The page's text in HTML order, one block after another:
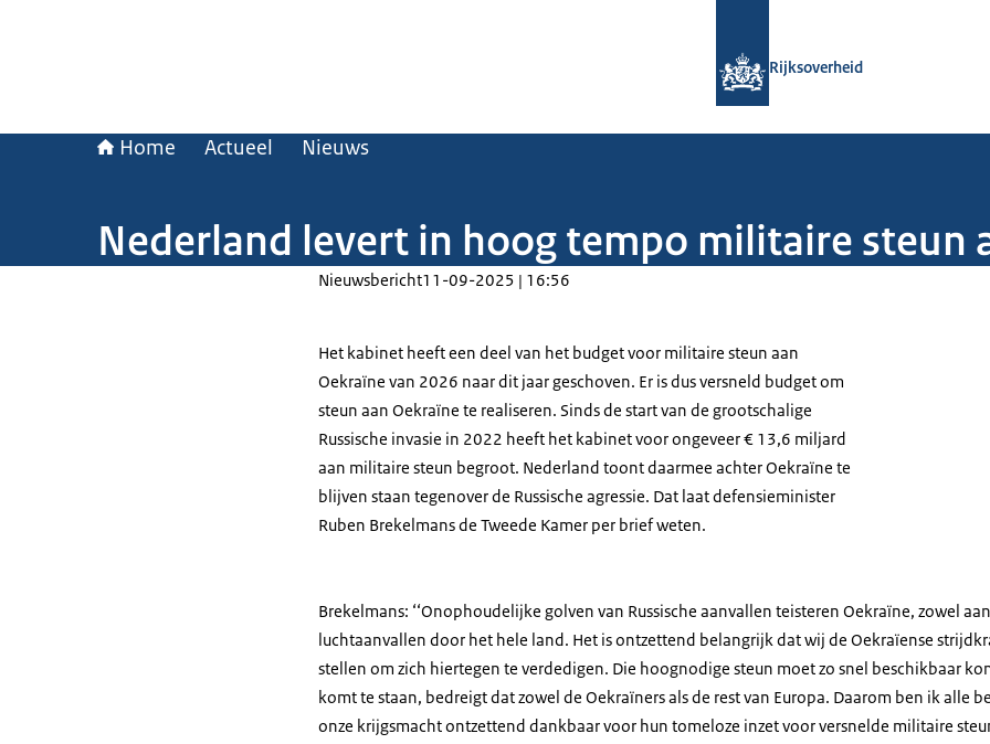
Rijksoverheid
Home Actueel Nieuws
Nederland levert in hoog tempo militaire steun
Nieuwsbericht11-09-2025 | 16:56
Het kabinet heeft een deel van het budget voor militaire steun aan
Oekraïne van 2026 naar dit jaar geschoven. Er is dus versneld budget om
steun aan Oekraïne te realiseren. Sinds de start van de grootschalige
Russische invasie in 2022 heeft het kabinet voor ongeveer € 13,6 miljard
aan militaire steun begroot. Nederland toont daarmee achter Oekraïne te
blijven staan tegenover de Russische agressie. Dat laat defensieminister
Ruben Brekelmans de Tweede Kamer per brief weten.
Brekelmans: ‘‘Onophoudelijke golven van Russische aanvallen teisteren Oekraïne, zowel
luchtaanvallen door het hele land. Het is ontzettend belangrijk dat wij de Oekraïense
stellen om zich hiertegen te verdedigen. Die hoognodige steun moet zo snel beschikbaar
komt te staan, bedreigt dat zowel de Oekraïners als de rest van Europa. Daarom ben ik alle
onze krijgsmacht ontzettend dankbaar voor hun tomeloze inzet voor versnelde militaire